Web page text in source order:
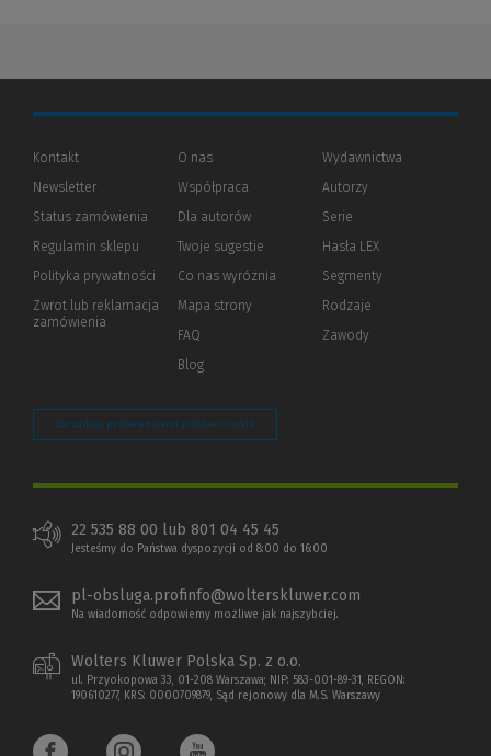
Kontakt
Newsletter
Status zamówienia
Regulamin sklepu
Polityka prywatności (Nowe
(Link
innej
Zwrot lub reklamacja
zamówienia
O nas
Współpraca
Dla autorów(Nowe
(Link
innej
strony)
Twoje sugestie
Co nas wyróżnia
Mapa strony
FAQ
Blog
Wydawnictwa
Autorzy
Serie
Hasła LEX
Segmenty
Rodzaje
Zawody
Zarządzaj preferencjami plików cookie
22 535 88 00 lub 801 04 45 45
Jesteśmy do Państwa dyspozycji od 8:00 do 16:00
pl-obsluga.profinfo@wolterskluwer.com
Na wiadomość odpowiemy możliwe jak najszybciej.
Wolters Kluwer Polska Sp. z o.o.
ul. Przyokopowa 33, 01-208 Warszawa; NIP: 583-001-89-31, REGON:
190610277, KRS: 0000709879, Sąd rejonowy dla M.S. Warszawy